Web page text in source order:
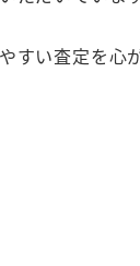
い査定を心